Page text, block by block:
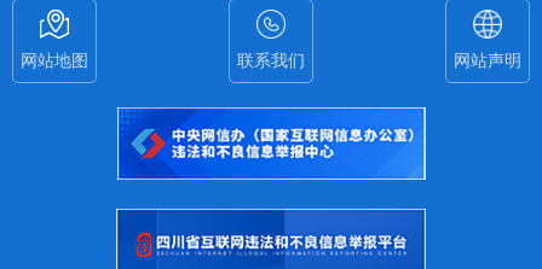
网站地图 联系我们 网站声明